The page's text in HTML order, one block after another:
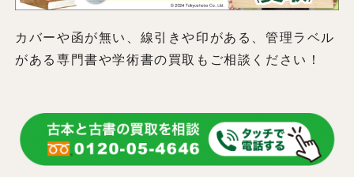
カバーや函が無い、線引きや印がある、管理ラベル
がある専門書や学術書の買取もご相談ください！